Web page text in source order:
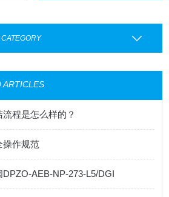
ARTICLES
程是怎么样的？
操作规范
AEB-NP-273-L5/DGI